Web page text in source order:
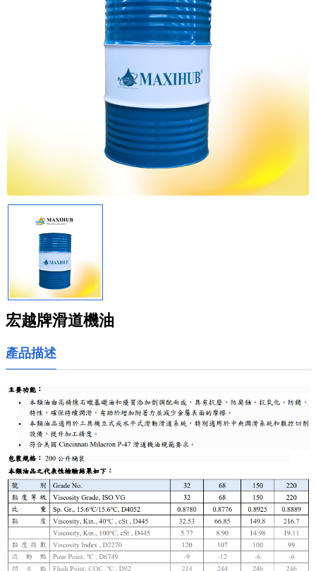
宏越牌滑道機油
產品描述